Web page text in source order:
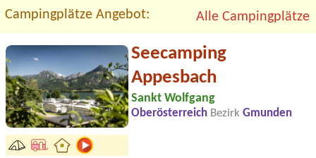
Campingplätze Angebot: Alle Campingplätze
Seecamping
Appesbach
Sankt Wolfgang
Oberösterreich Bezirk Gmunden